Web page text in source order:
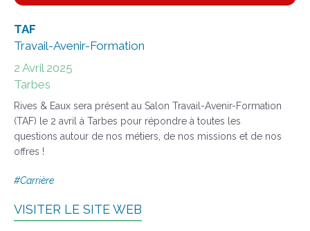
TAF
Travail-Avenir-Formation
2 Avril 2025
Tarbes
Rives & Eaux sera présent au Salon Travail-Avenir-Formation
(TAF) le 2 avril à Tarbes pour répondre à toutes les
questions autour de nos métiers, de nos missions et de nos
offres !
#Carrière
VISITER LE SITE WEB